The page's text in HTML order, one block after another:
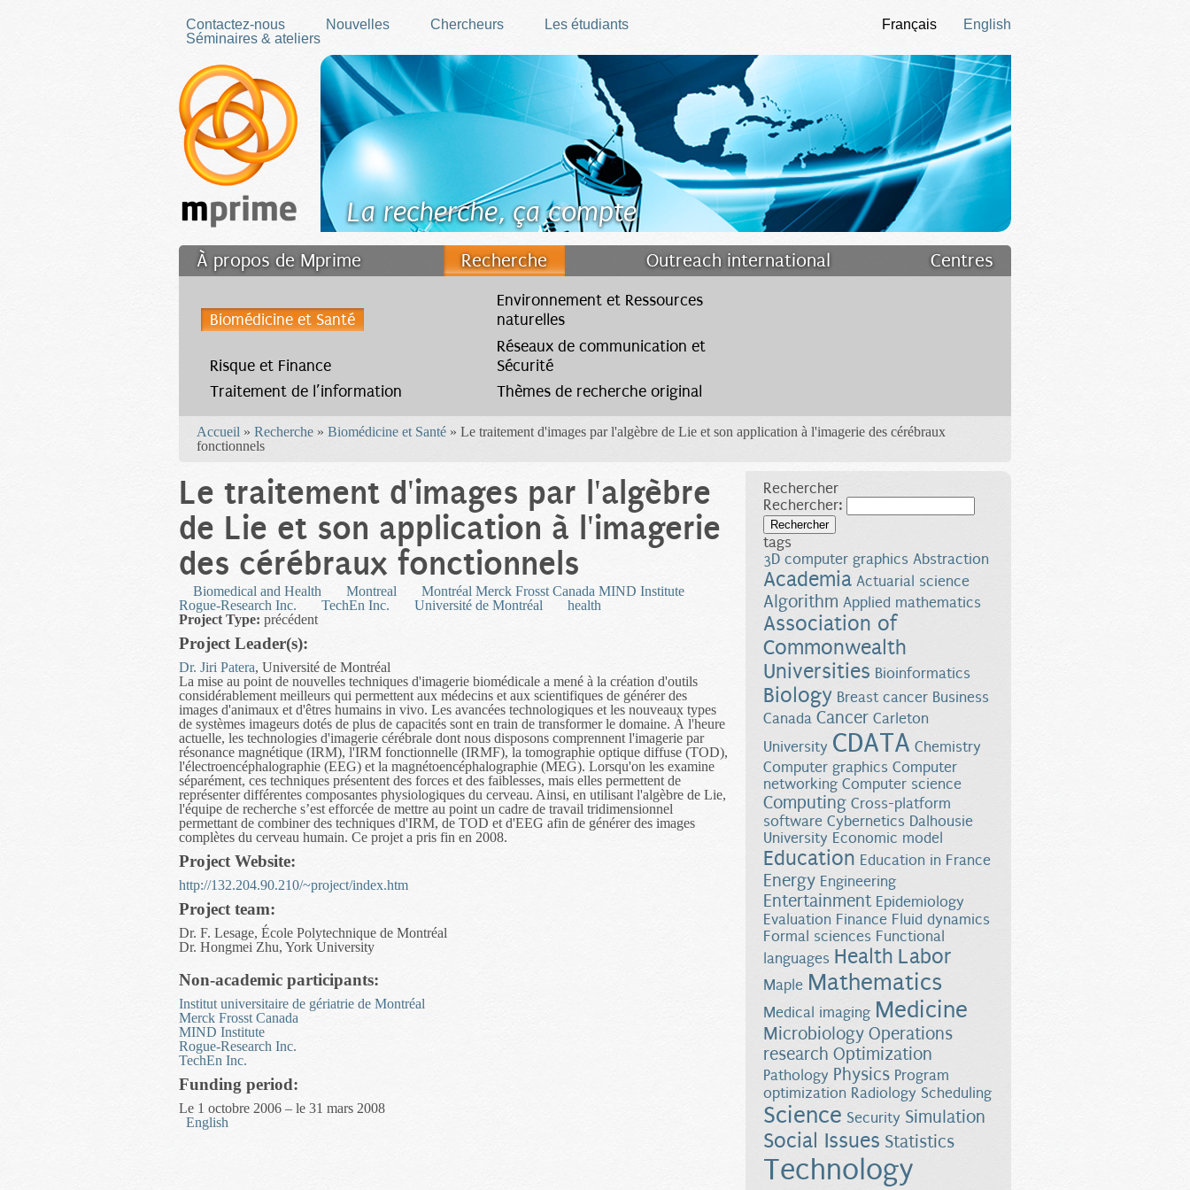
Contactez-nous
Nouvelles Chercheurs
Les étudiants
Séminaires & ateliers
English
Français
La recherche, ça compte
À propos de Mprime Recherche Outreach international
Centres
Filler fr
Biomédicine et Santé
Environnement et Ressources
naturelles
Risque et Finance
Réseaux de communication et
Sécurité
Traitement de l’information
Thèmes de recherche original
Accueil » Recherche » Biomédicine et Santé » Le traitement d'images par l'algèbre de Lie et son application à l'imagerie des cérébraux
fonctionnels
Le traitement d'images par l'algèbre
de Lie et son application à l'imagerie
des cérébraux fonctionnels
Biomedical and Health Montreal
Montréal Merck Frosst Canada MIND Institute
Rogue-Research Inc.
TechEn Inc. Université de Montréal
health
Project Type: précédent
Project Leader(s):
Dr. Jiri Patera, Université de Montréal
La mise au point de nouvelles techniques d'imagerie biomédicale a mené à la création d'outils
considérablement meilleurs qui permettent aux médecins et aux scientifiques de générer des
images d'animaux et d'êtres humains in vivo. Les avancées technologiques et les nouveaux types
de systèmes imageurs dotés de plus de capacités sont en train de transformer le domaine. À l'heure
actuelle, les technologies d'imagerie cérébrale dont nous disposons comprennent l'imagerie par
résonance magnétique (IRM), l'IRM fonctionnelle (IRMF), la tomographie optique diffuse (TOD),
l'électroencéphalographie (EEG) et la magnétoencéphalographie (MEG). Lorsqu'on les examine
séparément, ces techniques présentent des forces et des faiblesses, mais elles permettent de
représenter différentes composantes physiologiques du cerveau. Ainsi, en utilisant l'algèbre de Lie,
l'équipe de recherche s’est efforcée de mettre au point un cadre de travail tridimensionnel
permettant de combiner des techniques d'IRM, de TOD et d'EEG afin de générer des images
complètes du cerveau humain. Ce projet a pris fin en 2008.
Project Website:
http://132.204.90.210/~project/index.htm
Project team:
Dr. F. Lesage, École Polytechnique de Montréal
Dr. Hongmei Zhu, York University
Non-academic participants:
Institut universitaire de gériatrie de Montréal
Merck Frosst Canada
MIND Institute
Rogue-Research Inc.
TechEn Inc.
Funding period:
Le 1 octobre 2006 – le 31 mars 2008
English
Rechercher
Rechercher:
tags
3D computer graphics Abstraction
Academia Actuarial science
Algorithm Applied mathematics
Association of
Commonwealth
Universities Bioinformatics
Biology Breast cancer Business
Canada Cancer Carleton
University CDATA Chemistry
Computer graphics Computer
networking Computer science
Computing Cross-platform
software Cybernetics Dalhousie
University Economic model
Education Education in France
Energy Engineering
Entertainment Epidemiology
Evaluation Finance Fluid dynamics
Formal sciences Functional
languages Health Labor
Maple Mathematics
Medical imaging Medicine
Microbiology Operations
research Optimization
Pathology Physics Program
optimization Radiology Scheduling
Science Security Simulation
Social Issues Statistics
Technology